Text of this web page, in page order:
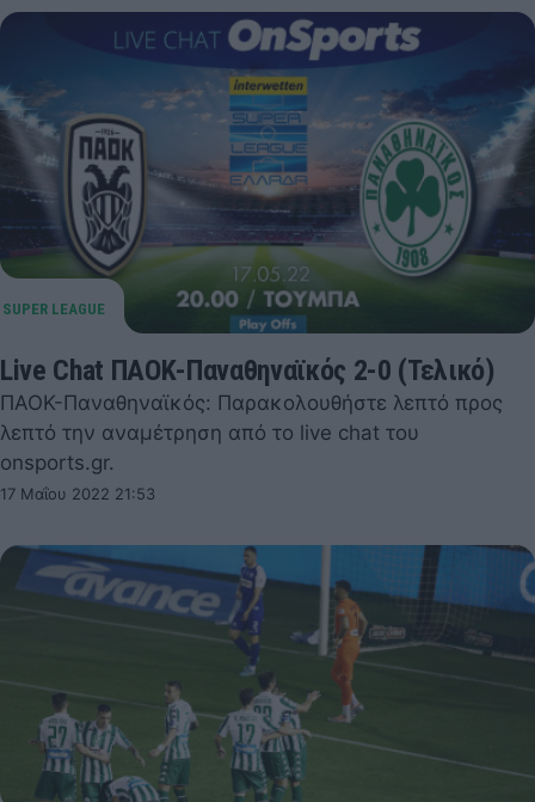
Live Chat ΠΑΟΚ-Παναθηναϊκός 2-0 (Τελικό)
ΠΑΟΚ-Παναθηναϊκός: Παρακολουθήστε λεπτό προς
λεπτό την αναμέτρηση από το live chat του
onsports.gr.
17 Μαΐου 2022 21:53